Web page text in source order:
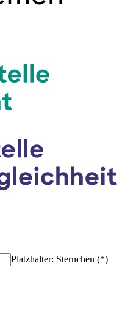
Platzhalter: Sternchen (*)